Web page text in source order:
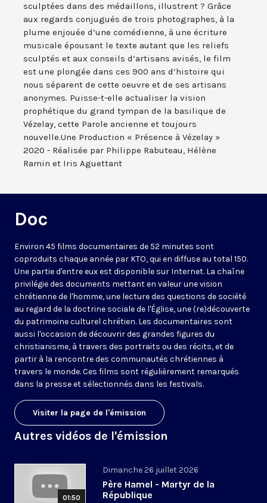
sculptées dans des médaillons, illustrent ? Grâce
aux regards conjugués de trois photographes, à la
plume enjouée d’une comédienne, à une écriture
musicale épousant le texte autant que les reliefs
sculptés et aux conseils d’artisans avisés, le film
est une plongée dans ces 900 ans d’histoire qui
nous séparent de cette oeuvre et de ses artisans
anonymes. Puisse-t-elle actualiser la vision
prophétique du grand tympan de la basilique de
Vézelay, cette Parole ancienne et toujours
nouvelle.Une Production « Présence à Vézelay »
2020 - Réalisée par Philippe Rabuteau, Hélène
Ramin et Iris Aguettant
Doc
Environ 45 films documentaires de 52 minutes sont
coproduits chaque année par KTO, qui en diffuse au total 150.
Une partie d'entre eux est disponible sur Internet. La chaîne
privilégie des documents mettant en valeur une vision
chrétienne de l'homme, une lecture des questions de société
au regard de la doctrine sociale de l'Église, une (re)découverte
du patrimoine culturel chrétien. Les documentaires sont
aussi l'occasion de découvrir des grandes figures du
christianisme, à travers des portraits ou des récits, et de
partir à la rencontre des communautés chrétiennes à
travers le monde. Ces films sont régulièrement remarqués
dans la presse et sélectionnés dans les festivals.
Visiter la page de l'émission
Autres vidéos de l'émission
01:50
Dimanche 26 juillet 2026
Père Hamel - Martyr de la
République